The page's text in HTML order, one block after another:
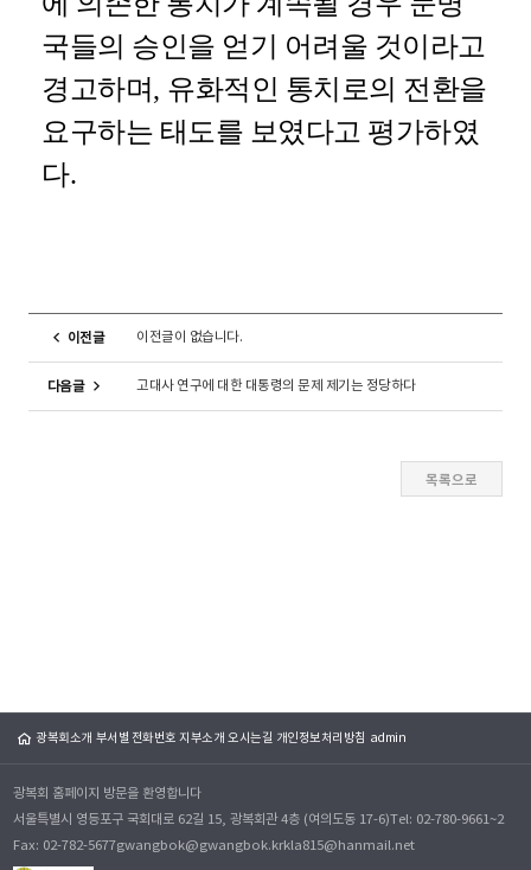
국들의 승인을 얻기 어려울 것이라고
경고하며, 유화적인 통치로의 전환을
요구하는 태도를 보였다고 평가하였
다.
이전글 이전글이 없습니다.
다음글 고대사 연구에 대한 대통령의 문제 제기는 정당하다
광복회소개 부서별 전화번호 지부소개 오시는길 개인정보처리방침 admin
광복회 홈페이지 방문을 환영합니다
서울특별시 영등포구 국회대로 62길 15, 광복회관 4층 (여의도동 17-6)Tel: 02-780-9661~2
Fax: 02-782-5677gwangbok@gwangbok.krkla815@hanmail.net